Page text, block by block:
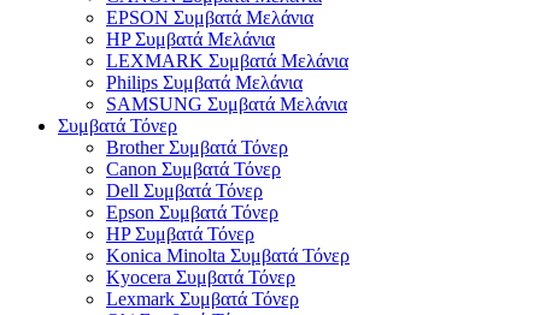
EPSON Συμβατά Μελάνια
HP Συμβατά Μελάνια
LEXMARK Συμβατά Μελάνια
Philips Συμβατά Μελάνια
SAMSUNG Συμβατά Μελάνια
Συμβατά Τόνερ
Brother Συμβατά Τόνερ
Canon Συμβατά Τόνερ
Dell Συμβατά Τόνερ
Epson Συμβατά Τόνερ
HP Συμβατά Τόνερ
Konica Minolta Συμβατά Τόνερ
Kyocera Συμβατά Τόνερ
Lexmark Συμβατά Τόνερ